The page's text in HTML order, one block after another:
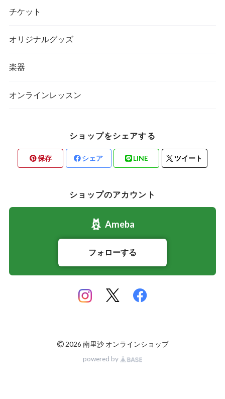
チケット
オリジナルグッズ
楽器
オンラインレッスン
ショップをシェアする
保存 シェア LINE ツイート
ショップのアカウント
Ameba
フォローする
© 2026 南里沙 オンラインショップ
powered by